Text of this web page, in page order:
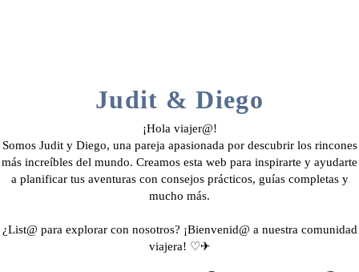
Judit & Diego
¡Hola viajer@!
Somos Judit y Diego, una pareja apasionada por descubrir los rincones
más increíbles del mundo. Creamos esta web para inspirarte y ayudarte
a planificar tus aventuras con consejos prácticos, guías completas y
mucho más.
¿List@ para explorar con nosotros? ¡Bienvenid@ a nuestra comunidad
viajera! ♡✈︎